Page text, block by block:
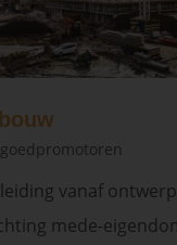
vanaf
mede-